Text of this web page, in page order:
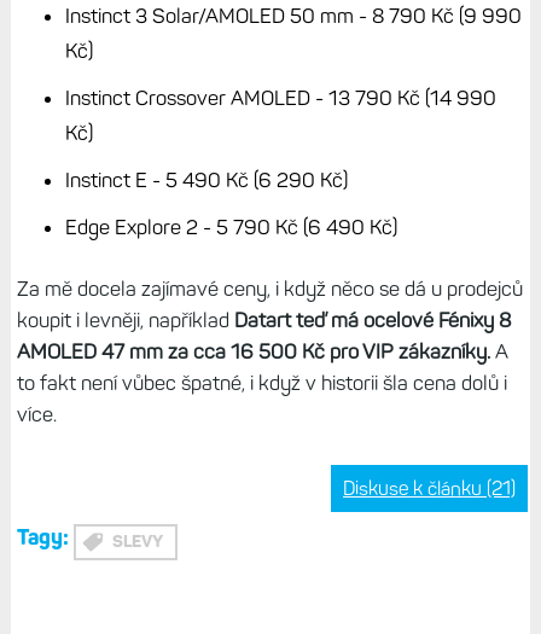
Instinct 3 Solar/AMOLED 50 mm - 8 790 Kč (9 990
Kč)
Instinct Crossover AMOLED - 13 790 Kč (14 990
Kč)
Instinct E - 5 490 Kč (6 290 Kč)
Edge Explore 2 - 5 790 Kč (6 490 Kč)
Za mě docela zajímavé ceny, i když něco se dá u prodejců
koupit i levněji, například Datart teď má ocelové Fénixy 8
AMOLED 47 mm za cca 16 500 Kč pro VIP zákazníky.A
to fakt není vůbec špatné, i když v historii šla cena dolů i
více.
Diskuse k článku (21)
Tagy: SLEVY